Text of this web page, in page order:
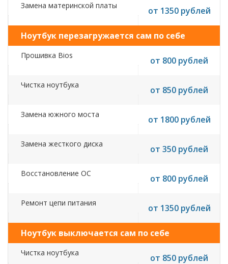
Замена материнской платы от 1350 рублей
Ноутбук перезагружается сам по себе
Прошивка Bios от 800 рублей
Чистка ноутбука от 850 рублей
Замена южного моста от 1800 рублей
Замена жесткого диска от 350 рублей
Восстановление ОС от 800 рублей
Ремонт цепи питания от 1350 рублей
Ноутбук выключается сам по себе
Чистка ноутбука от 850 рублей